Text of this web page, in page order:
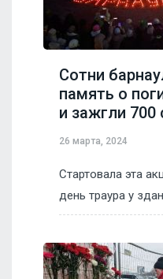
Сотни
память о
и зажгли 700
26 марта, 2024
Стартовала эта
день траура у